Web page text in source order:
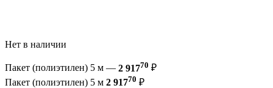
Нет в наличии
Пакет (полиэтилен) 5 м — 2 91770 ₽
Пакет (полиэтилен) 5 м 2 91770 ₽